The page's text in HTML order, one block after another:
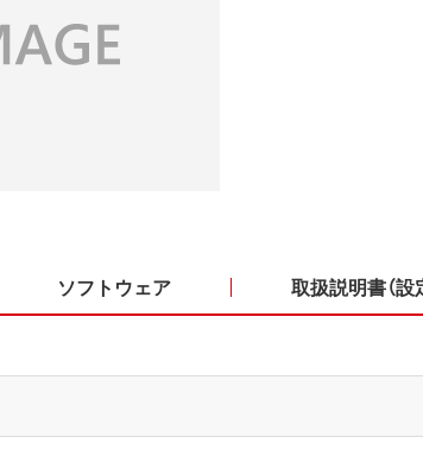
ソフトウェア 取扱説明書（設